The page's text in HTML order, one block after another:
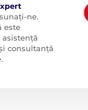
ne.
este
consultanță